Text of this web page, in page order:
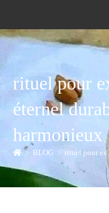
rituel pour
éternel
harmonieux
> BLOG > rituel pour ex